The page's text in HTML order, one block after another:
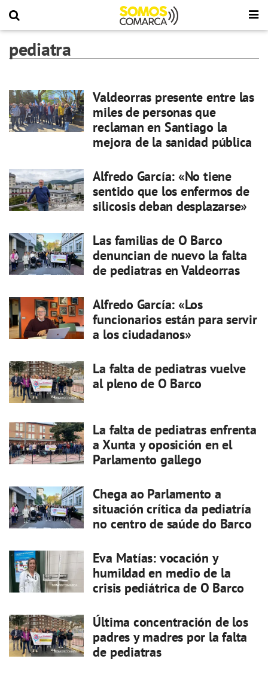
pediatra
Valdeorras presente entre las
miles de personas que
reclaman en Santiago la
mejora de la sanidad pública
Alfredo García: «No tiene
sentido que los enfermos de
silicosis deban desplazarse»
Las familias de O Barco
denuncian de nuevo la falta
de pediatras en Valdeorras
Alfredo García: «Los
funcionarios están para servir
a los ciudadanos»
La falta de pediatras vuelve
al pleno de O Barco
La falta de pediatras enfrenta
a Xunta y oposición en el
Parlamento gallego
Chega ao Parlamento a
situación crítica da pediatría
no centro de saúde do Barco
Eva Matías: vocación y
humildad en medio de la
crisis pediátrica de O Barco
Última concentración de los
padres y madres por la falta
de pediatras